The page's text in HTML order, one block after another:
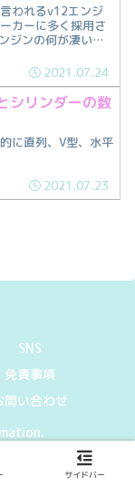
われるv12エンジ
カーに多く採用さ
ジンの何が凄いの
2021.07.24
シリンダーの数
に直列、V型、水平
2021.07.23
SNS
免責事項
問い合わせ
サイドバー